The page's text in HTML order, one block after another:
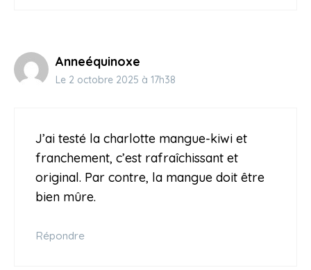
Anneéquinoxe
Le 2 octobre 2025 à 17h38
J’ai testé la charlotte mangue-kiwi et
franchement, c’est rafraîchissant et
original. Par contre, la mangue doit être
bien mûre.
Répondre